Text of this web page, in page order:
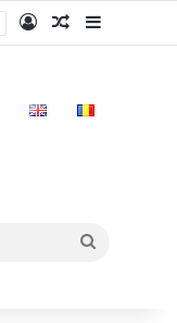
Log InArticolSidebar